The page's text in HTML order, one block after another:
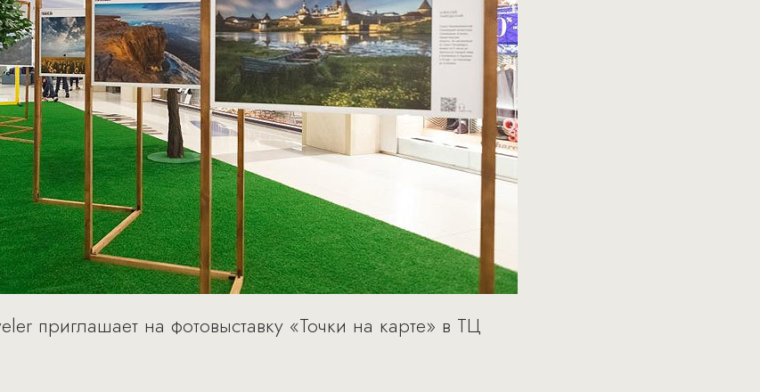
приглашает на фотовыставку «Точки на карте» в ТЦ